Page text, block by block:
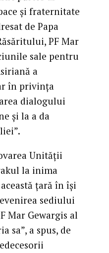
și fraternitate
de Papa
PF Mar
sale pentru
a
în privința
dialogului
și la a da
Unității
la inima
țară în își
sediului
Mar Gewargis al
sa”, a spus, de